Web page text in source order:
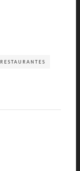
RESTAURANTES